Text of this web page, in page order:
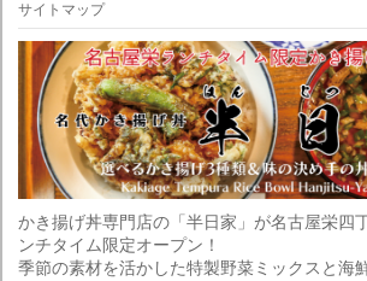
サイトマップ
かき揚げ丼専門店の「半日家」が名古屋栄四
ンチタイム限定オープン！
季節の素材を活かした特製野菜ミックスと海